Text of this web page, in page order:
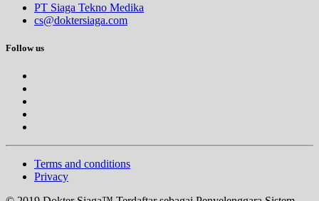
PT Siaga Tekno Medika
cs@doktersiaga.com
Follow us
Terms and conditions
Privacy